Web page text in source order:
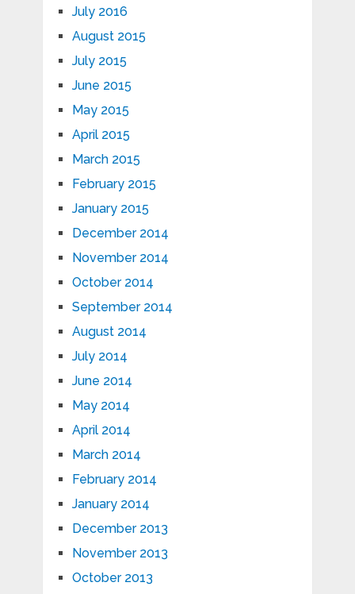
July 2016
August 2015
July 2015
June 2015
May 2015
April 2015
March 2015
February 2015
January 2015
December 2014
November 2014
October 2014
September 2014
August 2014
July 2014
June 2014
May 2014
April 2014
March 2014
February 2014
January 2014
December 2013
November 2013
October 2013